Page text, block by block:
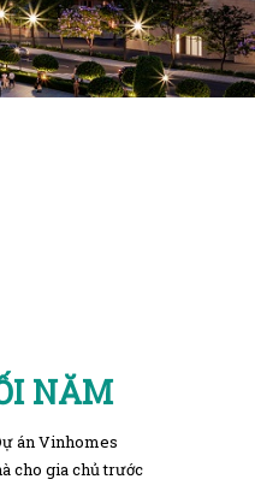
NĂM
án Vinhomes
cho gia chủ trước